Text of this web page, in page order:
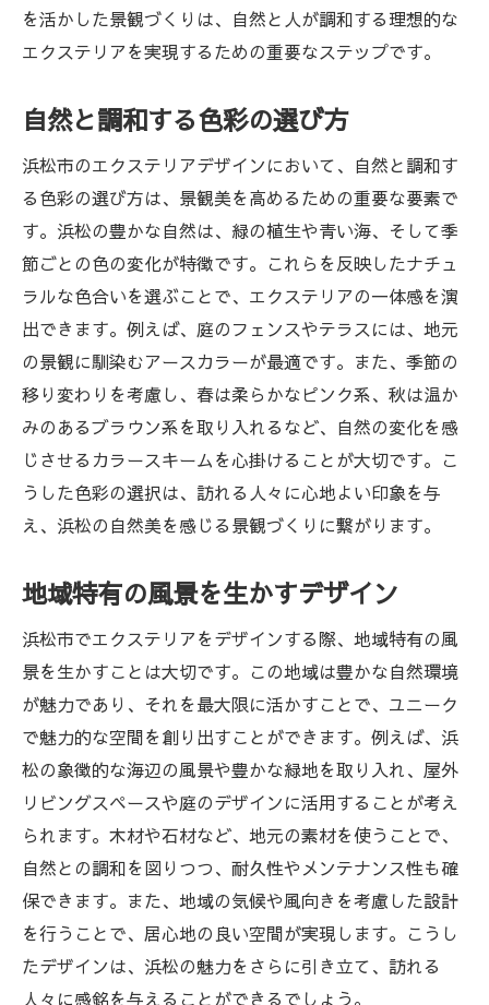
デザインにおける機能的要素の取り入れ方
長期的視点でのデザイン計画
美と機能が融合する空間づくりの実践
浜松市の魅力的なエクステリア空間を作り上げ
るための具体的アイデア
地域特有の魅力を活かしたデザイン例
実用的なエクステリアの設計ポイント
コストを抑えつつ美しい空間を作る方法
DIYで手軽に実現するデザインアイデア
実際に試したいエクステリアアイデア集
を活かした景観づくりは、自然と人が調和する理想的な
エクステリアを実現するための重要なステップです。
自然と調和する色彩の選び方
浜松市のエクステリアデザインにおいて、自然と調和す
る色彩の選び方は、景観美を高めるための重要な要素で
す。浜松の豊かな自然は、緑の植生や青い海、そして季
節ごとの色の変化が特徴です。これらを反映したナチュ
ラルな色合いを選ぶことで、エクステリアの一体感を演
出できます。例えば、庭のフェンスやテラスには、地元
の景観に馴染むアースカラーが最適です。また、季節の
移り変わりを考慮し、春は柔らかなピンク系、秋は温か
みのあるブラウン系を取り入れるなど、自然の変化を感
じさせるカラースキームを心掛けることが大切です。こ
うした色彩の選択は、訪れる人々に心地よい印象を与
え、浜松の自然美を感じる景観づくりに繋がります。
地域特有の風景を生かすデザイン
浜松市でエクステリアをデザインする際、地域特有の風
景を生かすことは大切です。この地域は豊かな自然環境
が魅力であり、それを最大限に活かすことで、ユニーク
で魅力的な空間を創り出すことができます。例えば、浜
松の象徴的な海辺の風景や豊かな緑地を取り入れ、屋外
リビングスペースや庭のデザインに活用することが考え
られます。木材や石材など、地元の素材を使うことで、
自然との調和を図りつつ、耐久性やメンテナンス性も確
保できます。また、地域の気候や風向きを考慮した設計
を行うことで、居心地の良い空間が実現します。こうし
たデザインは、浜松の魅力をさらに引き立て、訪れる
人々に感銘を与えることができるでしょう。